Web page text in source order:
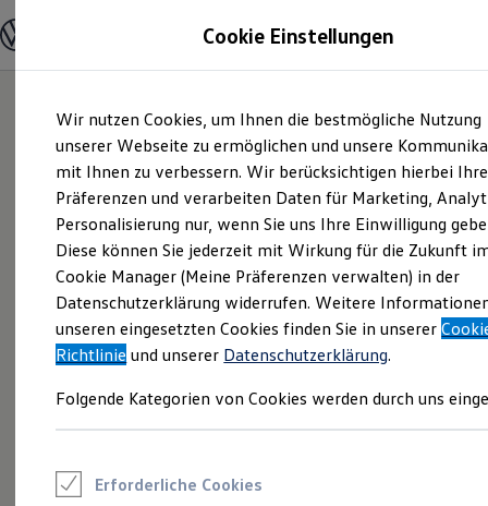
Hauptinhalt
springen
Footer
springen
Modelle und Konfigurator
Modelle vergleichen
Elektroautos
ENERGY Sondermodelle
Nutzfahrzeuge
SUV und CUV
Familienautos
Kombis
Kompaktwagen
Sportwagen
Schnell verfügbare Fahrzeuge
Angebote und Produkte
Aktuelle Angebote
E-Auto-Förderung
Volkswagen Marktplatz
Junge Gebrauchtwagen und Gebrauchtwagen
Saisonangebote
Cookie Einstellungen
Wir nutzen Cookies, um Ihnen die bestmögliche Nutzung
unserer Webseite zu ermöglichen und unsere
mit Ihnen zu verbessern. Wir berücksichtigen hierbei Ihre
Präferenzen und verarbeiten Daten für Marketing,
Personalisierung nur, wenn Sie uns Ihre Einwilligung
Diese können Sie jederzeit mit Wirkung für die Zukunft
Cookie Manager (Meine Präferenzen verwalten) in der
Datenschutzerklärung widerrufen. Weitere
unseren eingesetzten Cookies finden Sie in unserer
Richtlinie und unserer Datenschutzerklärung.
Folgende Kategorien von Cookies werden durch uns
Erforderliche Cookies